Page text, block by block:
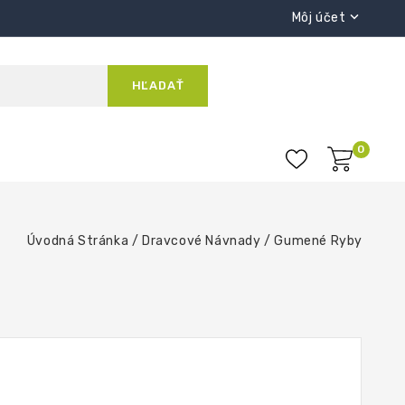
Môj účet 
HĽADAŤ
0
Úvodná Stránka Dravcové Návnady Gumené Ryby